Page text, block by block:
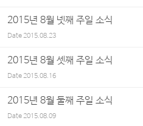
2015년 8월 넷째 주일 소식
Date2015.08.23
2015년 8월 셋째 주일 소식
Date2015.08.16
2015년 8월 둘째 주일 소식
Date2015.08.09